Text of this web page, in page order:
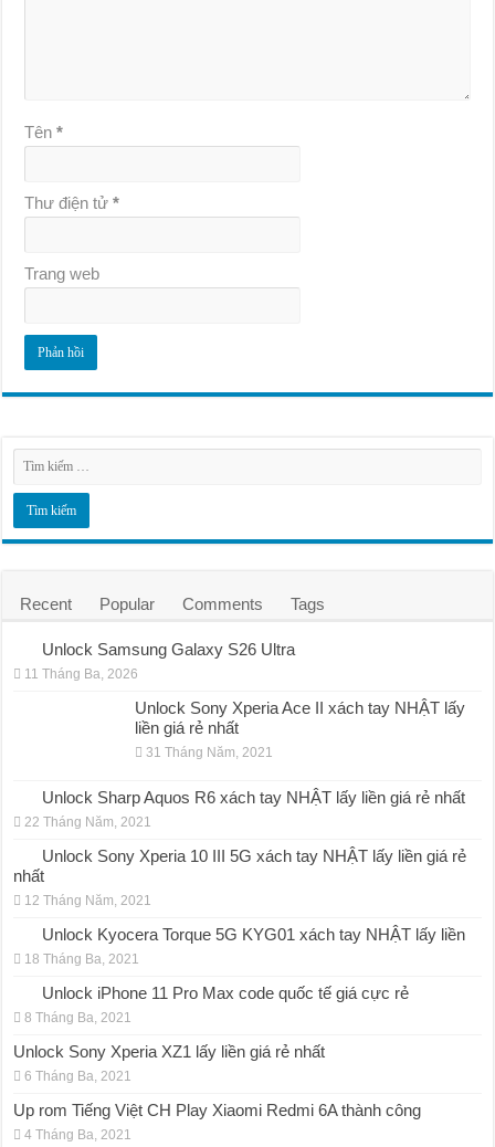
Tên*
Thư điện tử*
Trang web
Recent Popular Comments Tags
Unlock Samsung Galaxy S26 Ultra
11 Tháng Ba, 2026
Unlock Sony Xperia Ace II xách tay NHẬT lấy
liền giá rẻ nhất
31 Tháng Năm, 2021
Unlock Sharp Aquos R6 xách tay NHẬT lấy liền giá rẻ nhất
22 Tháng Năm, 2021
Unlock Sony Xperia 10 III 5G xách tay NHẬT lấy liền giá rẻ
nhất
12 Tháng Năm, 2021
Unlock Kyocera Torque 5G KYG01 xách tay NHẬT lấy liền
18 Tháng Ba, 2021
Unlock iPhone 11 Pro Max code quốc tế giá cực rẻ
8 Tháng Ba, 2021
Unlock Sony Xperia XZ1 lấy liền giá rẻ nhất
6 Tháng Ba, 2021
Up rom Tiếng Việt CH Play Xiaomi Redmi 6A thành công
4 Tháng Ba, 2021